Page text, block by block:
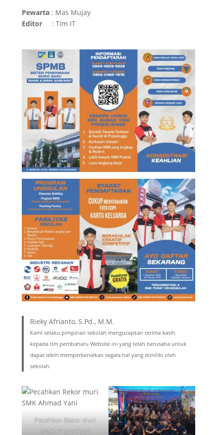
Pewarta: Mas Mujay
Editor : Tim IT
Rieky Afrianto, S.Pd., M.M.
Kami selaku pimpinan sekolah mengucapkan terima kasih
kepada tim pembaharu Website ini yang telah berusaha untuk
dapat lebih memperkenalkan segala hal yang dimiliki oleh
sekolah.
Pecahkan Rekor muri
SMK Ahmad Yani